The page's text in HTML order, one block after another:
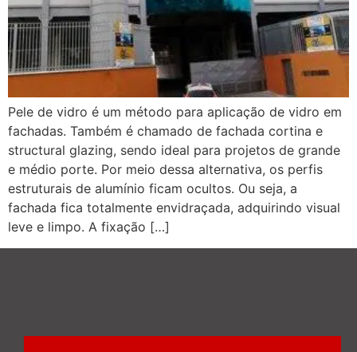
Pele de vidro é um método para aplicação de vidro em
fachadas. Também é chamado de fachada cortina e
structural glazing, sendo ideal para projetos de grande
e médio porte. Por meio dessa alternativa, os perfis
estruturais de alumínio ficam ocultos. Ou seja, a
fachada fica totalmente envidraçada, adquirindo visual
leve e limpo. A fixação […]